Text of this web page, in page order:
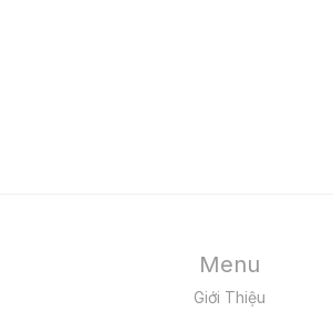
Menu
Giới Thiệu